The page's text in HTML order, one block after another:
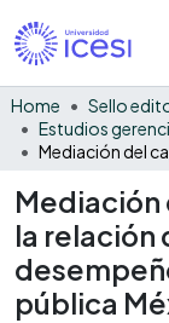
Home Sello
la relación
pública